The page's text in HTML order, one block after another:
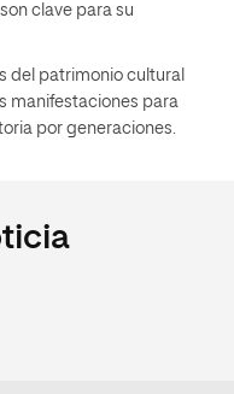
clave para su
del patrimonio cultural
manifestaciones para
por generaciones.